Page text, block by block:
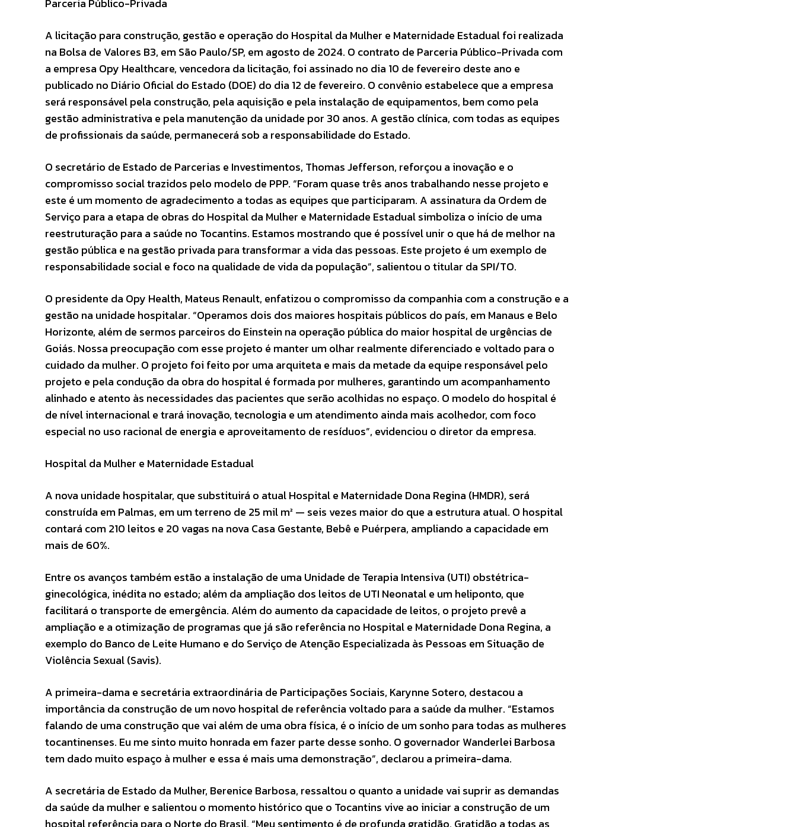
A licitação para construção, gestão e operação do Hospital da Mulher e Maternidade Estadual foi realizada
na Bolsa de Valores B3, em São Paulo/SP, em agosto de 2024. O contrato de Parceria Público-Privada com
a empresa Opy Healthcare, vencedora da licitação, foi assinado no dia 10 de fevereiro deste ano e
publicado no Diário Oficial do Estado (DOE) do dia 12 de fevereiro. O convênio estabelece que a empresa
será responsável pela construção, pela aquisição e pela instalação de equipamentos, bem como pela
gestão administrativa e pela manutenção da unidade por 30 anos. A gestão clínica, com todas as equipes
de profissionais da saúde, permanecerá sob a responsabilidade do Estado.
O secretário de Estado de Parcerias e Investimentos, Thomas Jefferson, reforçou a inovação e o
compromisso social trazidos pelo modelo de PPP. “Foram quase três anos trabalhando nesse projeto e
este é um momento de agradecimento a todas as equipes que participaram. A assinatura da Ordem de
Serviço para a etapa de obras do Hospital da Mulher e Maternidade Estadual simboliza o início de uma
reestruturação para a saúde no Tocantins. Estamos mostrando que é possível unir o que há de melhor na
gestão pública e na gestão privada para transformar a vida das pessoas. Este projeto é um exemplo de
responsabilidade social e foco na qualidade de vida da população”, salientou o titular da SPI/TO.
O presidente da Opy Health, Mateus Renault, enfatizou o compromisso da companhia com a construção e a
gestão na unidade hospitalar. “Operamos dois dos maiores hospitais públicos do país, em Manaus e Belo
Horizonte, além de sermos parceiros do Einstein na operação pública do maior hospital de urgências de
Goiás. Nossa preocupação com esse projeto é manter um olhar realmente diferenciado e voltado para o
cuidado da mulher. O projeto foi feito por uma arquiteta e mais da metade da equipe responsável pelo
projeto e pela condução da obra do hospital é formada por mulheres, garantindo um acompanhamento
alinhado e atento às necessidades das pacientes que serão acolhidas no espaço. O modelo do hospital é
de nível internacional e trará inovação, tecnologia e um atendimento ainda mais acolhedor, com foco
especial no uso racional de energia e aproveitamento de resíduos”, evidenciou o diretor da empresa.
Hospital da Mulher e Maternidade Estadual
A nova unidade hospitalar, que substituirá o atual Hospital e Maternidade Dona Regina (HMDR), será
construída em Palmas, em um terreno de 25 mil m² — seis vezes maior do que a estrutura atual. O hospital
contará com 210 leitos e 20 vagas na nova Casa Gestante, Bebê e Puérpera, ampliando a capacidade em
mais de 60%.
Entre os avanços também estão a instalação de uma Unidade de Terapia Intensiva (UTI) obstétrica-
ginecológica, inédita no estado; além da ampliação dos leitos de UTI Neonatal e um heliponto, que
facilitará o transporte de emergência. Além do aumento da capacidade de leitos, o projeto prevê a
ampliação e a otimização de programas que já são referência no Hospital e Maternidade Dona Regina, a
exemplo do Banco de Leite Humano e do Serviço de Atenção Especializada às Pessoas em Situação de
Violência Sexual (Savis).
A primeira-dama e secretária extraordinária de Participações Sociais, Karynne Sotero, destacou a
importância da construção de um novo hospital de referência voltado para a saúde da mulher. “Estamos
falando de uma construção que vai além de uma obra física, é o início de um sonho para todas as mulheres
tocantinenses. Eu me sinto muito honrada em fazer parte desse sonho. O governador Wanderlei Barbosa
tem dado muito espaço à mulher e essa é mais uma demonstração”, declarou a primeira-dama.
A secretária de Estado da Mulher, Berenice Barbosa, ressaltou o quanto a unidade vai suprir as demandas
da saúde da mulher e salientou o momento histórico que o Tocantins vive ao iniciar a construção de um
hospital referência para o Norte do Brasil. “Meu sentimento é de profunda gratidão. Gratidão a todas as